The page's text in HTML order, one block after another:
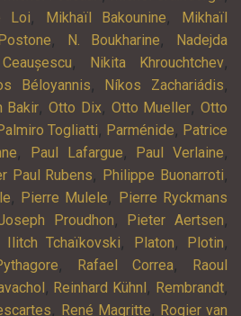
Loi, Mikhaïl Bakounine,
Mikhaïl
, N. Boukharine,
Nadejda
, Nikita Khrouchtchev,
Béloyannis, Níkos Zachariádis,
Bakir, Otto Dix, Otto Mueller, Otto
Togliatti, Parménide, Patrice
, Paul Lafargue, Paul Verlaine,
Paul Rubens, Philippe Buonarroti,
, Pierre Mulele,
Pierre Ryckmans
Proudhon, Pieter Aertsen,
Ilitch Tchaïkovski, Platon, Plotin,
, Rafael Correa,
Raoul
, Reinhard Kühnl , Rembrandt,
, René Magritte, Rogier van